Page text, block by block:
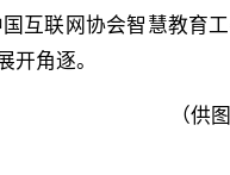
互联网协会智慧教育
角逐。
（供